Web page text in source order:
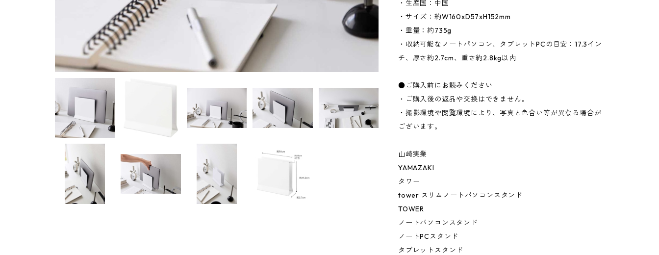
・生産国：中国
・サイズ：約W160xD57xH152mm
・重量：約735g
・収納可能なノートパソコン、タブレットPCの目安：17.3イン
チ、厚さ約2.7cm、重さ約2.8kg以内
●ご購入前にお読みください
・ご購入後の返品や交換はできません。
・撮影環境や閲覧環境により、写真と色合い等が異なる場合が
ございます。
山崎実業
YAMAZAKI
タワー
tower スリムノートパソコンスタンド
TOWER
ノートパソコンスタンド
ノートPCスタンド
タブレットスタンド